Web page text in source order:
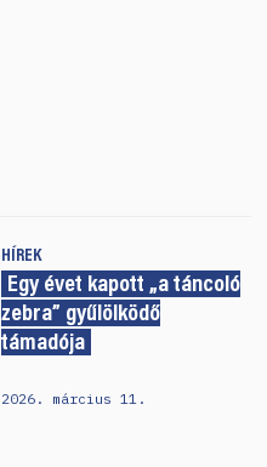
HÍREK
Egy évet kapott „a táncoló
zebra” gyűlölködő
támadója
2026. március 11.